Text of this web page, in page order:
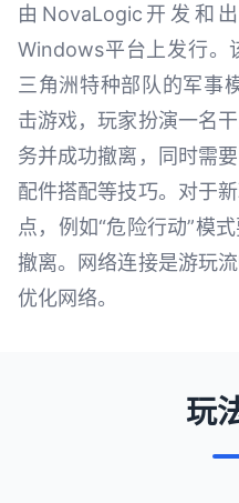
由NovaLogic开发和
Windows平台上发行。
三角洲特种部队的军事
击游戏，玩家扮演一名
务并成功撤离，同时需
配件搭配等技巧。对于
点，例如“危险行动”模
撤离。网络连接是游玩
优化网络。
玩